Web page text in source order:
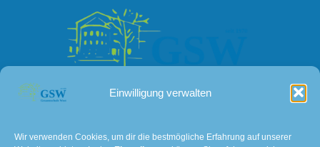
Einwilligung verwalten
Wir verwenden Cookies, um dir die bestmögliche Erfahrung auf unserer